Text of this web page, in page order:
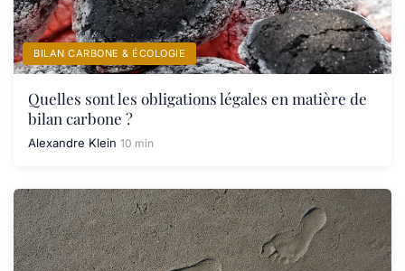
BILAN CARBONE & ÉCOLOGIE
Quelles sont les obligations légales en matière de
bilan carbone ?
Alexandre Klein 10 min